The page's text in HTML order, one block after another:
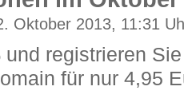
Oktober 2013, 11:31
registrieren
für nur 4,95